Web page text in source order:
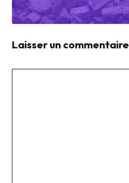
Laisser un commentaire